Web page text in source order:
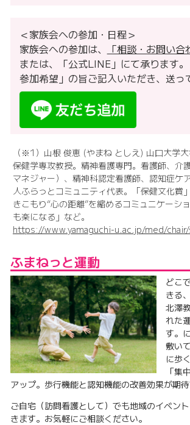
＜家族会への参加・日程＞
家族会への参加は、
「相談・お問い
または、「公式LINE」にて承ります
参加希望」の旨ご記入いただき、送っ
（※1）山根 俊恵 (やまね としえ) 山口大学
保健学専攻教授。精神看護専門。看護師、介
マネジャー）、精神科認定看護師、認知症ケ
人ふらっとコミュニティ代表。「保健文化賞
きこもり“心の距離”を縮めるコミュニケーシ
も楽になる」など。
https://www.yamaguchi-u.ac.jp/med/
ふまねっと運動
どこ
きる
北澤
れた
す。
敷い
に歩
「集
アップ。歩行機能と認知機能の改善効果が期待
ご自宅（訪問看護として）でも地域のイベン
きます。お気軽にご相談ください。